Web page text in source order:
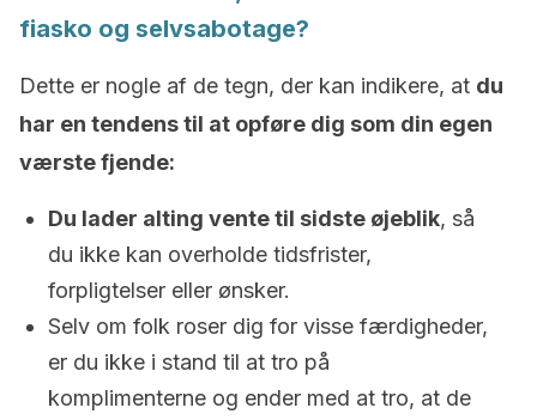
fiasko og selvsabotage?
Dette er nogle af de tegn, der kan indikere, at du
har en tendens til at opføre dig som din egen
værste fjende:
Du lader alting vente til sidste øjeblik, så
du ikke kan overholde tidsfrister,
forpligtelser eller ønsker.
Selv om folk roser dig for visse færdigheder,
er du ikke i stand til at tro på
komplimenterne og ender med at tro, at de